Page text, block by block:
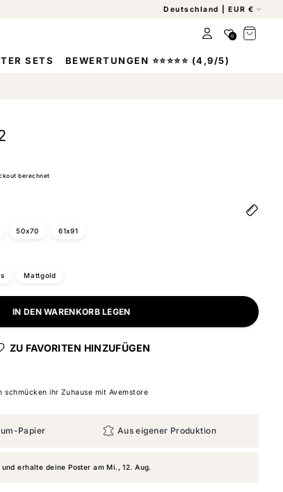
L
d
Deutschland | EUR €
SETS BEWERTUNGEN ⭐⭐⭐⭐⭐ (4,9/5)
EinloggenFavoriten
0
Warenkorb
berechnet
50x70 61x91
Mattgold
IN DEN WARENKORB LEGEN
ZU FAVORITEN HINZUFÜGEN
schmücken ihr Zuhause mit Avemstore
Papier Aus eigener Produktion
und erhalte deine Poster amMi., 12. Aug.